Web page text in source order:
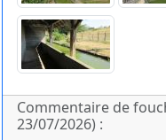
Commentaire de
23/07/2026) :